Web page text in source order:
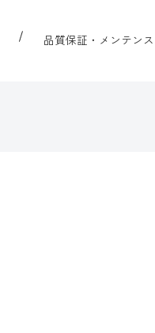
品質保証・メンテンス